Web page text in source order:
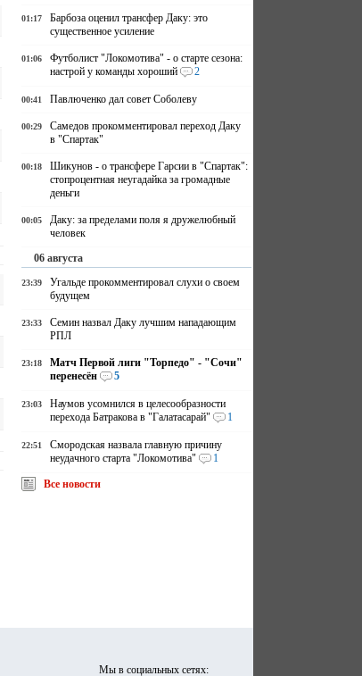
01:17
Барбоза оценил трансфер Даку: это
существенное усиление
01:06
Футболист "Локомотива" - о старте сезона:
настрой у команды хороший
2
00:41 Павлюченко дал совет Соболеву
00:29
Самедов прокомментировал переход Даку
в "Спартак"
00:18
Шикунов - о трансфере Гарсии в "Спартак":
стопроцентная неугадайка за громадные
деньги
00:05
Даку: за пределами поля я дружелюбный
человек
06 августа
23:39
Угальде прокомментировал слухи о своем
будущем
23:33
Семин назвал Даку лучшим нападающим
РПЛ
23:18
Матч Первой лиги "Торпедо" - "Сочи"
перенесён
5
23:03
Наумов усомнился в целесообразности
перехода Батракова в "Галатасарай"
1
22:51
Смородская назвала главную причину
неудачного старта "Локомотива"
1
Все новости
Мы в социальных сетях: